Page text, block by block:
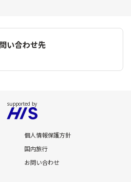
い合わせ先
個人情報保護方針
国内旅行
お問い合わせ